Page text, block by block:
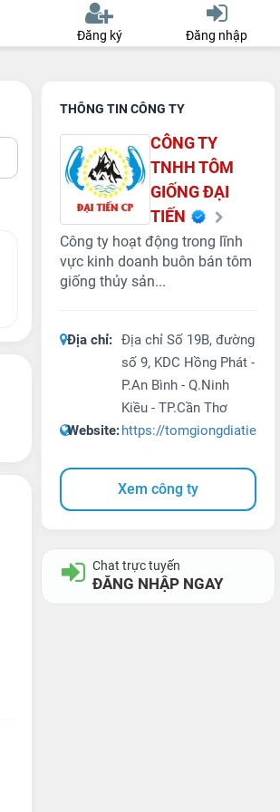
Đăng ký Đăng nhập
THÔNG TIN CÔNG TY
CÔNG TY
TNHH TÔM
GIỐNG ĐẠI
TIẾN
Công ty hoạt động trong lĩnh
vực kinh doanh buôn bán tôm
giống thủy sản...
Địa chỉ: Địa chỉ Số 19B, đường
số 9, KDC Hồng Phát -
P.An Bình - Q.Ninh
Kiều - TP.Cần Thơ
Website:https://
Xem công ty
Chat trực tuyến
ĐĂNG NHẬP NGAY